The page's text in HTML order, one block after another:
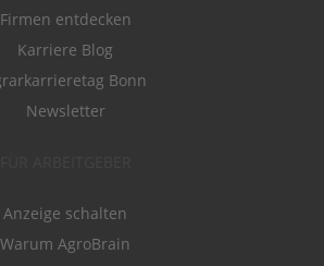
Firmen entdecken
Karriere Blog
Bonn
Newsletter
Anzeige schalten
Warum AgroBrain